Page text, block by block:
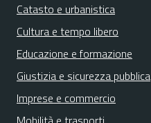
Catasto e urbanistica
Cultura e tempo libero
Educazione e formazione
Giustizia e sicurezza pubblica
Imprese e commercio